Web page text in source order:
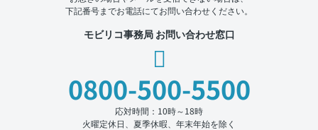
下記番号までお電話にてお問い合わせください。
モビリコ事務局 お問い合わせ窓口
0800-500-5500
応対時間：10時～18時
火曜定休日、夏季休暇、年末年始を除く